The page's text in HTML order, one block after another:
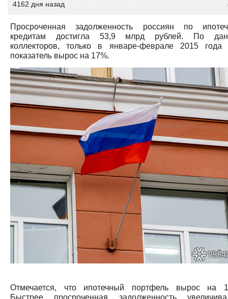
4162 дня назад
Просроченная задолженность россиян по
кредитам достигла 53,9 млрд рублей. По
коллекторов, только в январе-феврале 2015 года
показатель вырос на 17%.
Отмечается, что ипотечный портфель вырос на